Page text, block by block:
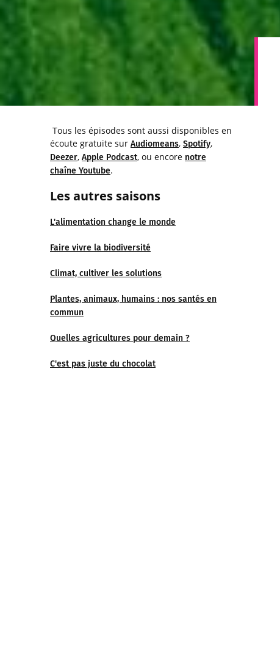
Tous les épisodes sont aussi disponibles en
écoute gratuite sur Audiomeans, Spotify,
Deezer, Apple Podcast, ou encore notre
chaîne Youtube.
Les autres saisons
L'alimentation change le monde
Faire vivre la biodiversité
Climat, cultiver les solutions
Plantes, animaux, humains : nos santés en
commun
Quelles agricultures pour demain ?
C'est pas juste du chocolat